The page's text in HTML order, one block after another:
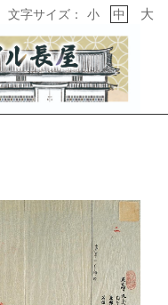
文字サイズ： 小 中 大